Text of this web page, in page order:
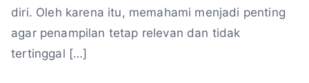
diri. Oleh karena itu, memahami menjadi penting
agar penampilan tetap relevan dan tidak
tertinggal […]